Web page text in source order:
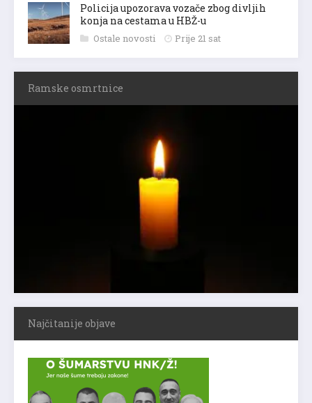
Policija upozorava vozače zbog divljih
konja na cestama u HBŽ-u
Ostale novosti Prije 21 sat
Ramske osmrtnice
Najčitanije objave